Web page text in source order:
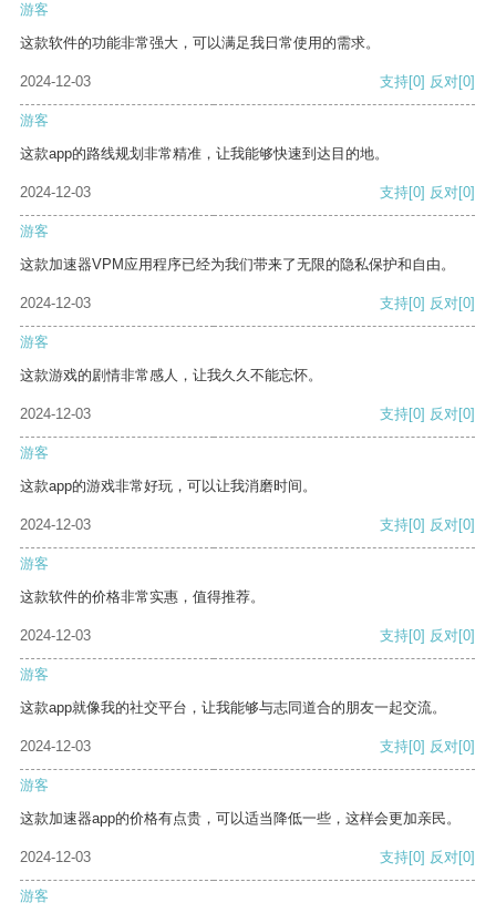
游客
这款软件的功能非常强大，可以满足我日常使用的需求。
2024-12-03 支持[0] 反对[0]
游客
这款app的路线规划非常精准，让我能够快速到达目的地。
2024-12-03 支持[0] 反对[0]
游客
这款加速器VPM应用程序已经为我们带来了无限的隐私保护和自由。
2024-12-03 支持[0] 反对[0]
游客
这款游戏的剧情非常感人，让我久久不能忘怀。
2024-12-03 支持[0] 反对[0]
游客
这款app的游戏非常好玩，可以让我消磨时间。
2024-12-03 支持[0] 反对[0]
游客
这款软件的价格非常实惠，值得推荐。
2024-12-03 支持[0] 反对[0]
游客
这款app就像我的社交平台，让我能够与志同道合的朋友一起交流。
2024-12-03 支持[0] 反对[0]
游客
这款加速器app的价格有点贵，可以适当降低一些，这样会更加亲民。
2024-12-03 支持[0] 反对[0]
游客